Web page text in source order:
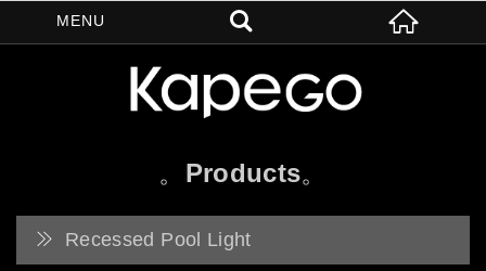
Products
Recessed Pool Light